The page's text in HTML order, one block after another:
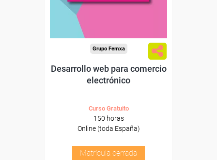
Grupo Femxa
Desarrollo web para comercio
electrónico
Curso Gratuito
150 horas
Online (toda España)
Matrícula cerrada